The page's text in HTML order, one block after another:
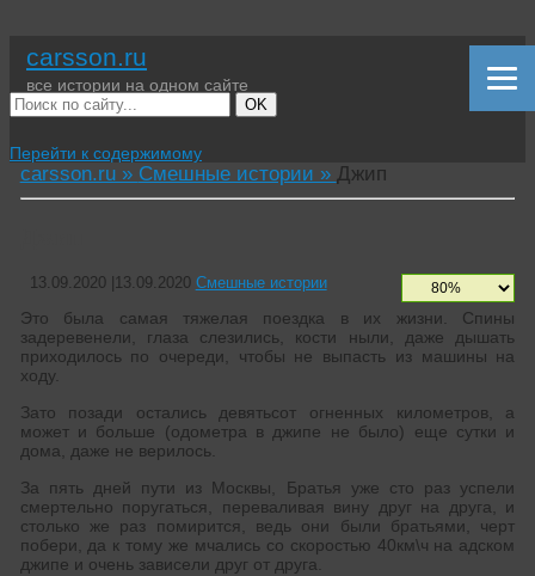
carsson.ru
все истории на одном сайте
OK
Перейти к содержимому
carsson.ru » Смешные истории » Джип
13.09.2020 | 13.09.2020 Смешные истории
Это была самая тяжелая поездка в их жизни. Спины
задеревенели, глаза слезились, кости ныли, даже дышать
приходилось по очереди, чтобы не выпасть из машины на
ходу.
Зато позади остались девятьсот огненных километров, а
может и больше (одометра в джипе не было) еще сутки и
дома, даже не верилось.
За пять дней пути из Москвы, Братья уже сто раз успели
смертельно поругаться, переваливая вину друг на друга, и
столько же раз помирится, ведь они были братьями, черт
побери, да к тому же мчались со скоростью 40км\ч на адском
джипе и очень зависели друг от друга.